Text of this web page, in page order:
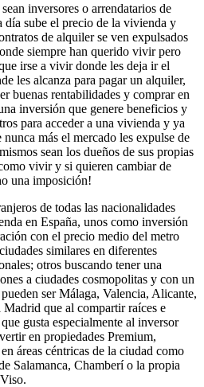
inversores o arrendatarios de
día sube el precio de la vivienda y
de alquiler se ven expulsados
siempre han querido vivir pero
irse a vivir donde les deja ir el
les alcanza para pagar un alquiler,
buenas rentabilidades y comprar en
inversión que genere beneficios y
para acceder a una vivienda y ya
más el mercado les expulse de
sean los dueños de sus propias
vivir y si quieren cambiar de
una imposición!
de todas las nacionalidades
en España, unos como inversión
con el precio medio del metro
similares en diferentes
otros buscando tener una
a ciudades cosmopolitas y con un
ser Málaga, Valencia, Alicante,
que al compartir raíces e
gusta especialmente al inversor
en propiedades Premium,
áreas céntricas de la ciudad como
Salamanca, Chamberí o la propia